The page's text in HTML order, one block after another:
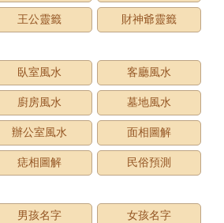
王公靈籤 財神爺靈籤
臥室風水 客廳風水
廚房風水 墓地風水
辦公室風水 面相圖解
痣相圖解 民俗預測
男孩名字 女孩名字